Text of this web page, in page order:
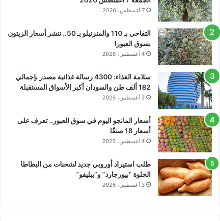
7 أغسطس، 2026
التفاحي بـ 110 والمنزنيلو بـ 50.. ننشر أسعار الزيتون
بسوق العبور!
4 أغسطس، 2026
سلامة الغذاء: 4300 رسالة غذائية مصدر بإجمالي
182 ألف طن والسودان أكبر الأسواق المستقبلة
2 أغسطس، 2026
أسعار المانجو اليوم في سوق العبور.. تعرف على
أسعار 18 صنفًا
4 أغسطس، 2026
طلب استيراد أوروبي جديد لشحنات من البطاطا
الحلوة “بيورجارد” و”بيليفو”
3 أغسطس، 2026